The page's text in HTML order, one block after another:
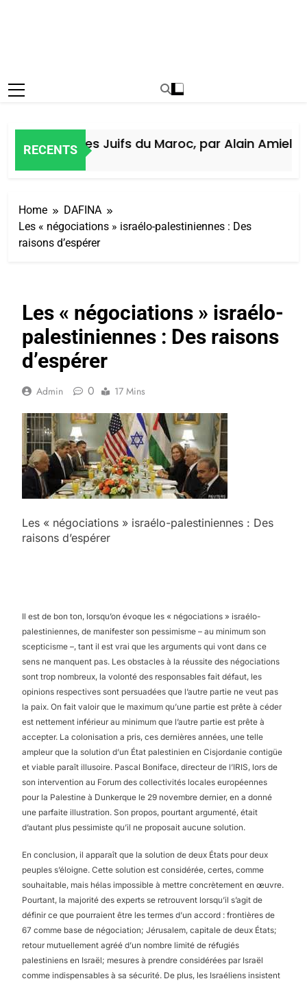
RECENTS
Histoire des Juifs du Maroc, par Alain Amiel
Home
DAFINA
Les « négociations » israélo-palestiniennes : Des
raisons d’espérer
Les « négociations » israélo-
palestiniennes : Des raisons
d’espérer
Admin 0 17 Mins
Les « négociations » israélo-palestiniennes : Des
raisons d’espérer
Il est de bon ton, lorsqu’on évoque les « négociations » israélo-
palestiniennes, de manifester son pessimisme – au minimum son
scepticisme –, tant il est vrai que les arguments qui vont dans ce
sens ne manquent pas. Les obstacles à la réussite des négociations
sont trop nombreux, la volonté des responsables fait défaut, les
opinions respectives sont persuadées que l’autre partie ne veut pas
la paix. On fait valoir que le maximum qu’une partie est prête à céder
est nettement inférieur au minimum que l’autre partie est prête à
accepter. La colonisation a pris, ces dernières années, une telle
ampleur que la solution d’un État palestinien en Cisjordanie contigüe
et viable paraît illusoire. Pascal Boniface, directeur de l’IRIS, lors de
son intervention au Forum des collectivités locales européennes
pour la Palestine à Dunkerque le 29 novembre dernier, en a donné
une parfaite illustration. Son propos, pourtant argumenté, était
d’autant plus pessimiste qu’il ne proposait aucune solution.
En conclusion, il apparaît que la solution de deux États pour deux
peuples s’éloigne. Cette solution est considérée, certes, comme
souhaitable, mais hélas impossible à mettre concrètement en œuvre.
Pourtant, la majorité des experts se retrouvent lorsqu’il s’agit de
définir ce que pourraient être les termes d’un accord : frontières de
67 comme base de négociation; Jérusalem, capitale de deux États;
retour mutuellement agréé d’un nombre limité de réfugiés
palestiniens en Israël; mesures à prendre considérées par Israël
comme indispensables à sa sécurité. De plus, les Israéliens insistent